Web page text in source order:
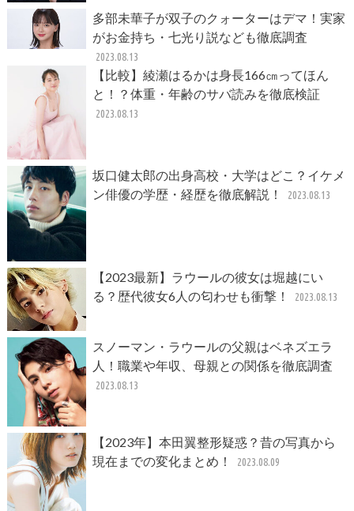
多部未華子が双子のクォーターはデマ！実家
がお金持ち・七光り説なども徹底調査
2023.08.13
【比較】綾瀬はるかは身長166㎝ってほん
と！？体重・年齢のサバ読みを徹底検証
2023.08.13
坂口健太郎の出身高校・大学はどこ？イケメ
ン俳優の学歴・経歴を徹底解説！
2023.08.13
【2023最新】ラウールの彼女は堀越にい
る？歴代彼女6人の匂わせも衝撃！
2023.08.13
スノーマン・ラウールの父親はベネズエラ
人！職業や年収、母親との関係を徹底調査
2023.08.13
【2023年】本田翼整形疑惑？昔の写真から
現在までの変化まとめ！
2023.08.09